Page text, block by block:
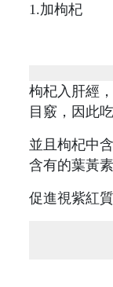
1.加枸杞
枸杞入肝經
目竅，因此
並且枸杞中
含有的葉黃
促進視紫紅